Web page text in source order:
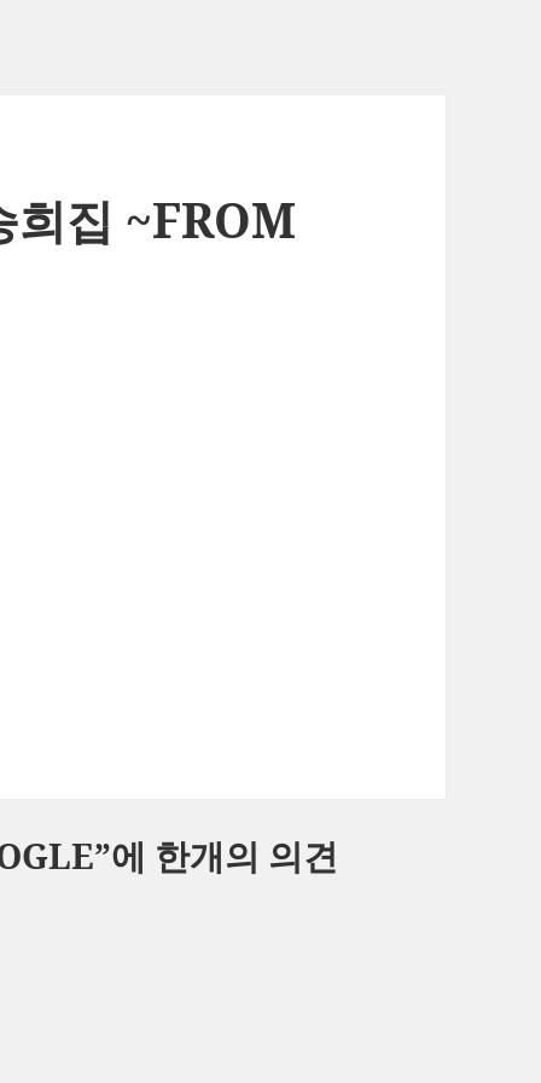
희집 ~FROM
에 한개의 의견